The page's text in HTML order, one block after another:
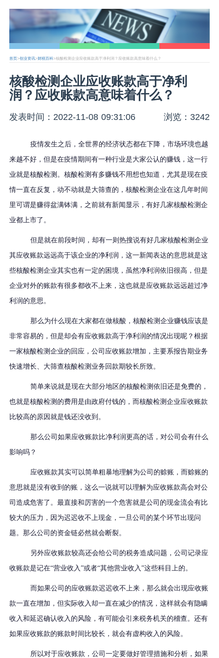
首页>创业资讯>财税百科>核酸检测企业应收账款高于净利润？应收账款高意味着什么？
核酸检测企业应收账款高于净利
润？应收账款高意味着什么？
发表时间：2022-11-08 09:31:06 浏览：3242
疫情发生之后，全世界的经济状态都在下降，市场环境也越
来越不好，但是在疫情期间有一种行业是大家公认的赚钱，这一行
业就是核酸检测。核酸检测有多赚钱不用想也知道，尤其是现在疫
情一直在反复，动不动就是大筛查的，核酸检测企业在这几年时间
里可谓是赚得盆满钵满，之前就有新闻显示，有好几家核酸检测企
业都上市了。
但是就在前段时间，却有一则热搜说有好几家核酸检测企业
其应收账款远远高于该企业的净利润，这一新闻表达的意思就是这
些核酸检测企业其实也有一定的困境，虽然净利润依旧很高，但是
企业对外的账款有很多都收不上来，这也就是应收账款远远超过净
利润的意思。
那么为什么现在大家都在做核酸，核酸检测企业赚钱应该是
非常容易的，但是却会有应收账款高于净利润的情况出现呢？根据
一家核酸检测企业的回应，公司应收账款增加，主要系报告期业务
快速增长、大筛查核酸检测业务回款期较长所致。
简单来说就是现在大部分地区的核酸检测依旧还是免费的，
也就是核酸检测的费用是由政府付钱的，而核酸检测企业应收账款
比较高的原因就是钱还没收到。
那么公司如果应收账款比净利润更高的话，对公司会有什么
影响吗？
应收账款其实可以简单粗暴地理解为公司的赊账，而赊账的
意思就是没有收到的账，这么一说就可以理解为应收账款高会对公
司造成危害了。最直接和厉害的一个危害就是公司的现金流会有比
较大的压力，因为迟迟收不上现金，一旦公司的某个环节出现问
题。那么公司的资金链必然就会断裂。
另外应收账款较高还会给公司的税务造成问题，公司记录应
收账款是记在“营业收入”或者“其他营业收入”这些科目上的。
而如果公司的应收账款迟迟收不上来，那么就会出现应收账
款一直在增加，但实际收入却一直在减少的情况，这样就会有隐瞒
收入和延迟确认收入的风险，有可能会引来税务机关的稽查。还有
如果应收账款的账款时间比较长，就会有虚构收入的风险。
所以对于应收账款，公司一定要做好管理措施和分析，如果